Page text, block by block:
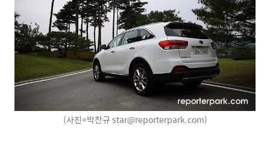
(사진=박찬규 star@reporterpark.com)